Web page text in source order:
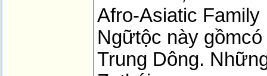
Afro-Asiatic Family
Ngữtộc này
Trung Dông.